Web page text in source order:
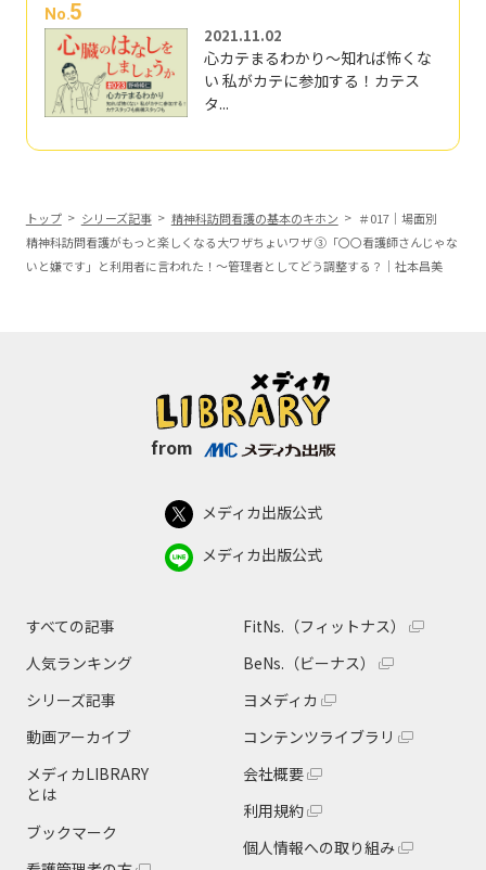
No.5
2021.11.02
心カテまるわかり～知れば怖くな
い 私がカテに参加する！カテス
タ...
トップ シリーズ記事 精神科訪問看護の基本のキホン
＃017｜場面別
精神科訪問看護がもっと楽しくなる大ワザちょいワザ ③「〇〇看護師さんじゃな
いと嫌です」と利用者に言われた！～管理者としてどう調整する？｜社本昌美
from
メディカ出版公式
メディカ出版公式
すべての記事
人気ランキング
シリーズ記事
動画アーカイブ
メディカLIBRARY
とは
ブックマーク
FitNs.（フィットナス）
BeNs.（ビーナス）
ヨメディカ
コンテンツライブラリ
会社概要
利用規約
個人情報への取り組み